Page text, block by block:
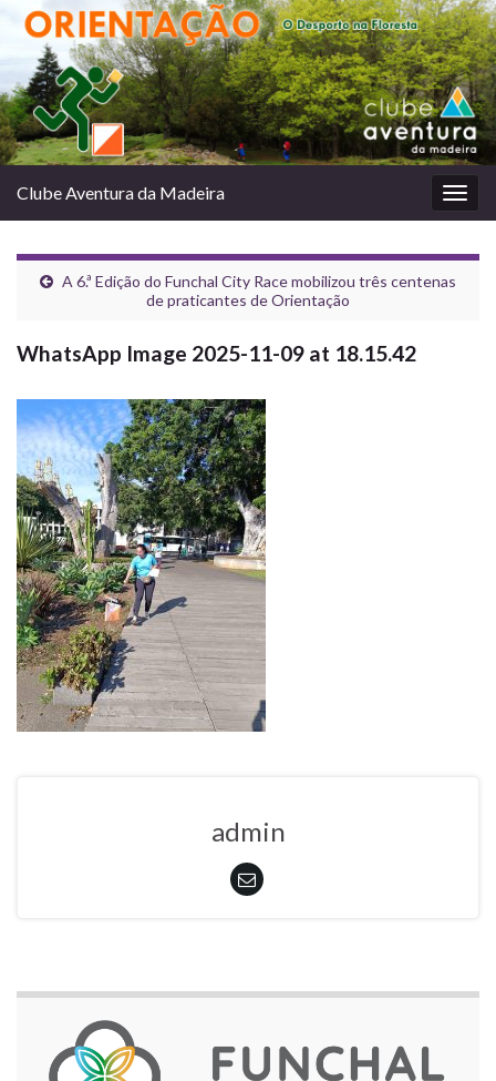
Clube Aventura da Madeira
A 6.ª Edição do Funchal City Race mobilizou três centenas
de praticantes de Orientação
WhatsApp Image 2025-11-09 at 18.15.42
admin